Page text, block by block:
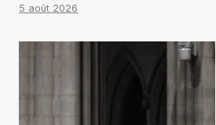
5 août 2026